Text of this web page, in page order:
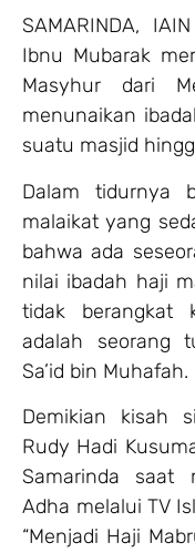
SAMARINDA,
Ibnu Mubarak
Masyhur dari
menunaikan
suatu masjid
Dalam tidurnya
malaikat yang
bahwa ada
nilai ibadah haji
tidak berangkat
adalah seorang
Sa’id bin Muhafah.
Demikian kisah
Rudy Hadi
Samarinda saat
Adha melalui TV
“Menjadi Haji